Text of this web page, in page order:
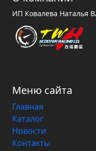
ИП Ковалева Наталья
Меню сайта
Главная
Каталог
Новости
Контакты